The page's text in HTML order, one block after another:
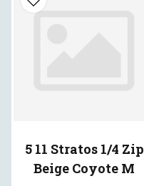
5 11 Stratos 1/4 Zip
Beige Coyote M